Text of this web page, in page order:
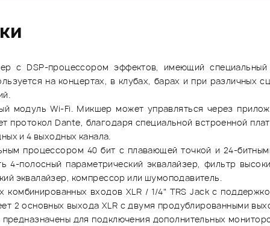
с DSP-процессором эффектов, имеющий
на концертах, в клубах, барах и при различных
модуль Wi-Fi. Микшер может управляться через
протокол Dante, благодаря специальной встроенной
и 4 выходных канала.
процессором 40 бит с плавающей точкой и 24-
4-полосный параметрический эквалайзер, фильтр
эквалайзер, компрессор или шумоподавитель.
комбинированных входов XLR / 1/4" TRS Jack с
2 основных выхода XLR с двумя продублированными
для подключения дополнительных